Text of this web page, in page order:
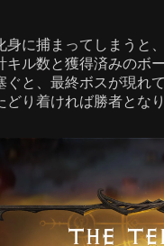
身に捕まってしまうと
キル数と獲得済みのボ
ぐと、最終ボスが現れ
どり着ければ勝者となり